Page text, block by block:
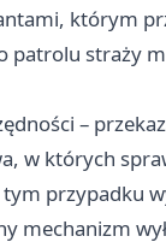
którym
straży
–
w których
przypadku
mechanizm